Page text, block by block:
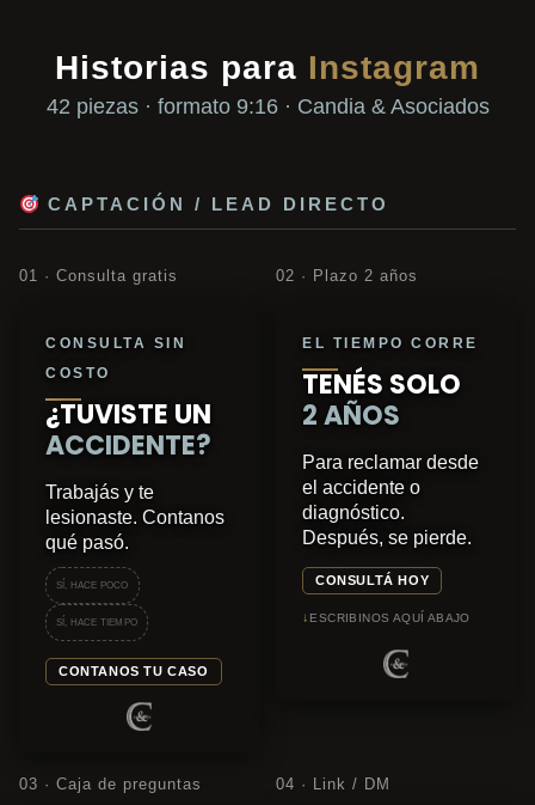
Historias para Instagram
42 piezas · formato 9:16 · Candia & Asociados
CAPTACIÓN / LEAD DIRECTO
01 · Consulta gratis
CONSULTA SIN
COSTO
¿TUVISTE UN
ACCIDENTE?
Trabajás y te
lesionaste. Contanos
qué pasó.
SÍ, HACE POCO
SÍ, HACE TIEMPO
CONTANOS TU CASO
02 · Plazo 2 años
EL TIEMPO CORRE
TENÉS SOLO
2 AÑOS
Para reclamar desde
el accidente o
diagnóstico.
Después, se pierde.
CONSULTÁ HOY
↓ ESCRIBINOS AQUÍ ABAJO
03 · Caja de preguntas 04 · Link / DM